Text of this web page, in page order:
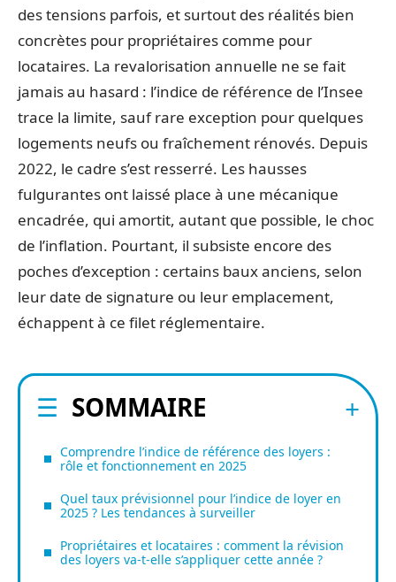
des tensions parfois, et surtout des réalités bien
concrètes pour propriétaires comme pour
locataires. La revalorisation annuelle ne se fait
jamais au hasard : l’indice de référence de l’Insee
trace la limite, sauf rare exception pour quelques
logements neufs ou fraîchement rénovés. Depuis
2022, le cadre s’est resserré. Les hausses
fulgurantes ont laissé place à une mécanique
encadrée, qui amortit, autant que possible, le choc
de l’inflation. Pourtant, il subsiste encore des
poches d’exception : certains baux anciens, selon
leur date de signature ou leur emplacement,
échappent à ce filet réglementaire.
SOMMAIRE
Comprendre l’indice de référence des loyers :
rôle et fonctionnement en 2025
Quel taux prévisionnel pour l’indice de loyer en
2025 ? Les tendances à surveiller
Propriétaires et locataires : comment la révision
des loyers va-t-elle s’appliquer cette année ?